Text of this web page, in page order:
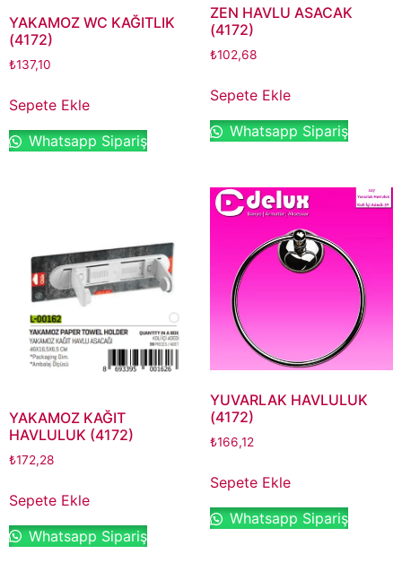
YAKAMOZ WC KAĞITLIK
(4172)
₺137,10
Sepete Ekle
Whatsapp Sipariş
ZEN HAVLU ASACAK
(4172)
₺102,68
Sepete Ekle
Whatsapp Sipariş
YAKAMOZ KAĞIT
HAVLULUK (4172)
₺172,28
Sepete Ekle
Whatsapp Sipariş
YUVARLAK HAVLULUK
(4172)
₺166,12
Sepete Ekle
Whatsapp Sipariş